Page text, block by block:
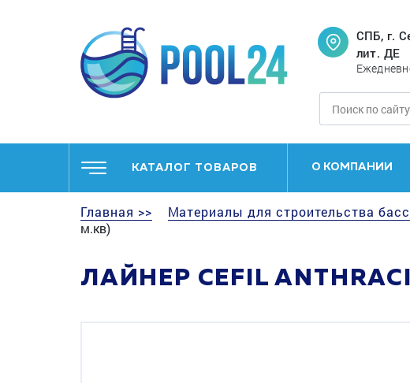
СПБ, г.
лит. ДЕ
КАТАЛОГ ТОВАРОВ О КОМПАНИИ
Главная >> Материалы для строительства
м.кв)
ЛАЙНЕР CEFIL